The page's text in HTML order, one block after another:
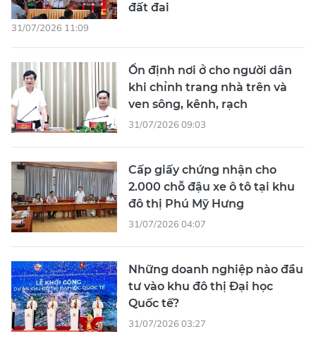
đất đai
31/07/2026 11:09
Ổn định nơi ở cho người dân
khi chỉnh trang nhà trên và
ven sông, kênh, rạch
31/07/2026 09:03
Cấp giấy chứng nhận cho
2.000 chỗ đậu xe ô tô tại khu
đô thị Phú Mỹ Hưng
31/07/2026 04:07
Những doanh nghiệp nào đầu
tư vào khu đô thị Đại học
Quốc tế?
31/07/2026 03:27